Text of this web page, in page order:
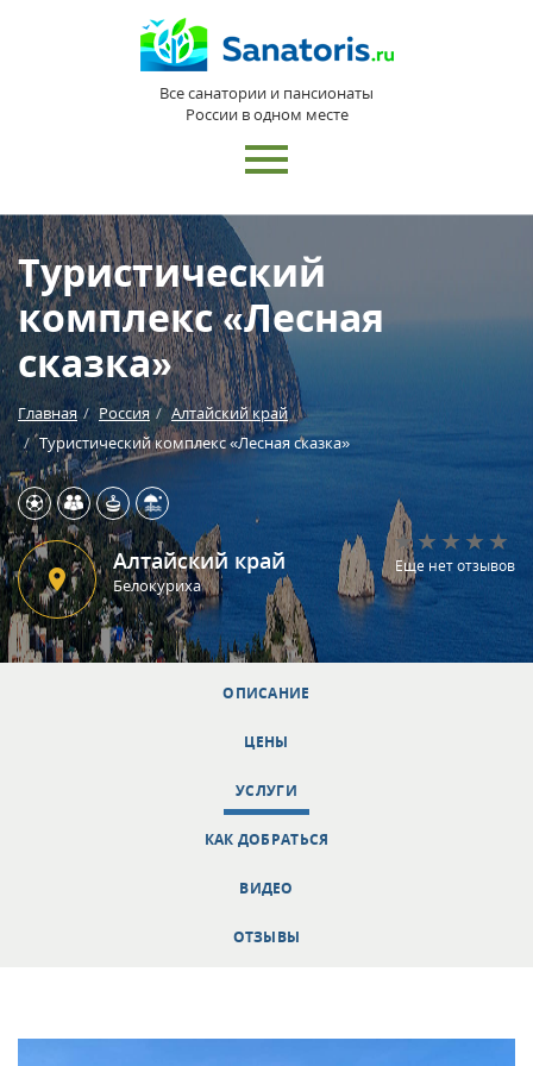
Все санатории и пансионаты
России в одном месте
Туристический
комплекс «Лесная
сказка»
Главная Россия
Алтайский край
Туристический комплекс «Лесная сказка»
Алтайский край
Белокуриха
Еще нет отзывов
ОПИСАНИЕ
ЦЕНЫ
УСЛУГИ
КАК ДОБРАТЬСЯ
ВИДЕО
ОТЗЫВЫ